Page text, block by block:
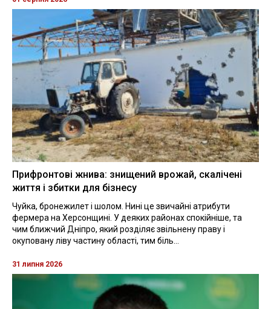
Прифронтові жнива: знищений врожай, скалічені
життя і збитки для бізнесу
Чуйка, бронежилет і шолом. Нині це звичайні атрибути
фермера на Херсонщині. У деяких районах спокійніше, та
чим ближчий Дніпро, який розділяє звільнену праву і
окуповану ліву частину області, тим біль...
31 липня 2026